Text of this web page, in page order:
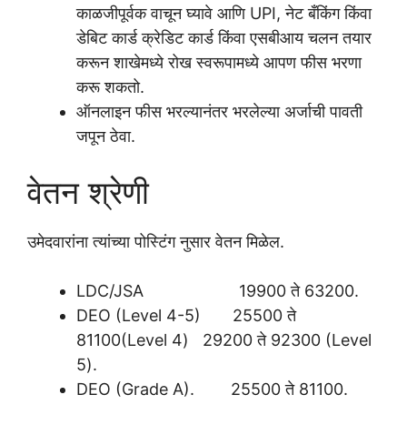
काळजीपूर्वक वाचून घ्यावे आणि UPI, नेट बँकिंग किंवा
डेबिट कार्ड क्रेडिट कार्ड किंवा एसबीआय चलन तयार
करून शाखेमध्ये रोख स्वरूपामध्ये आपण फीस भरणा
करू शकतो.
ऑनलाइन फीस भरल्यानंतर भरलेल्या अर्जाची पावती
जपून ठेवा.
वेतन श्रेणी
उमेदवारांना त्यांच्या पोस्टिंग नुसार वेतन मिळेल.
LDC/JSA 19900 ते 63200.
DEO (Level 4-5) 25500 ते
81100(Level 4) 29200 ते 92300 (Level
5).
DEO (Grade A). 25500 ते 81100.